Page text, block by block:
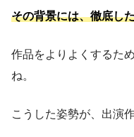
その背景には、徹底し
作品をよりよくするた
ね。
こうした姿勢が、出演